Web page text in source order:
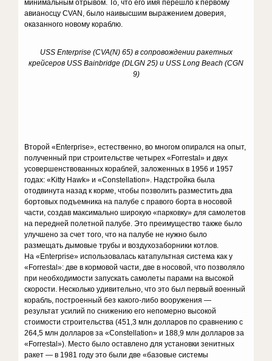
минимальным отрывом. То, что его имя перешло к первому
авианосцу CVAN, было наивысшим выражением доверия,
оказанного новому кораблю.
USS Enterprise (CVA(N) 65) в сопровождении ракетных
крейсеров USS Bainbridge (DLGN 25) и USS Long Beach (CGN
9)
Второй «Enterprise», естественно, во многом опирался на опыт,
полученный при строительстве четырех «Forrestal» и двух
усовершенствованных кораблей, заложенных в 1956 и 1957
годах: «Kitty Hawk» и «Constellation». Надстройка была
отодвинута назад к корме, чтобы позволить разместить два
бортовых подъемника на палубе с правого борта в носовой
части, создав максимально широкую «парковку» для самолетов
на передней полетной палубе. Это преимущество также было
улучшено за счет того, что на палубе не нужно было
размещать дымовые трубы и воздухозаборники котлов.
На «Enterprise» использовалась катапультная система как у
«Forrestal»: две в кормовой части, две в носовой, что позволяло
при необходимости запускать самолеты парами на высокой
скорости. Несколько удивительно, что это был первый военный
корабль, построенный без какого-либо вооружения —
результат усилий по снижению его непомерно высокой
стоимости строительства (451,3 млн долларов по сравнению с
264,5 млн долларов за «Constellation» и 188,9 млн долларов за
«Forrestal»). Место было оставлено для установки зенитных
ракет — в 1981 году это были две «базовые системы